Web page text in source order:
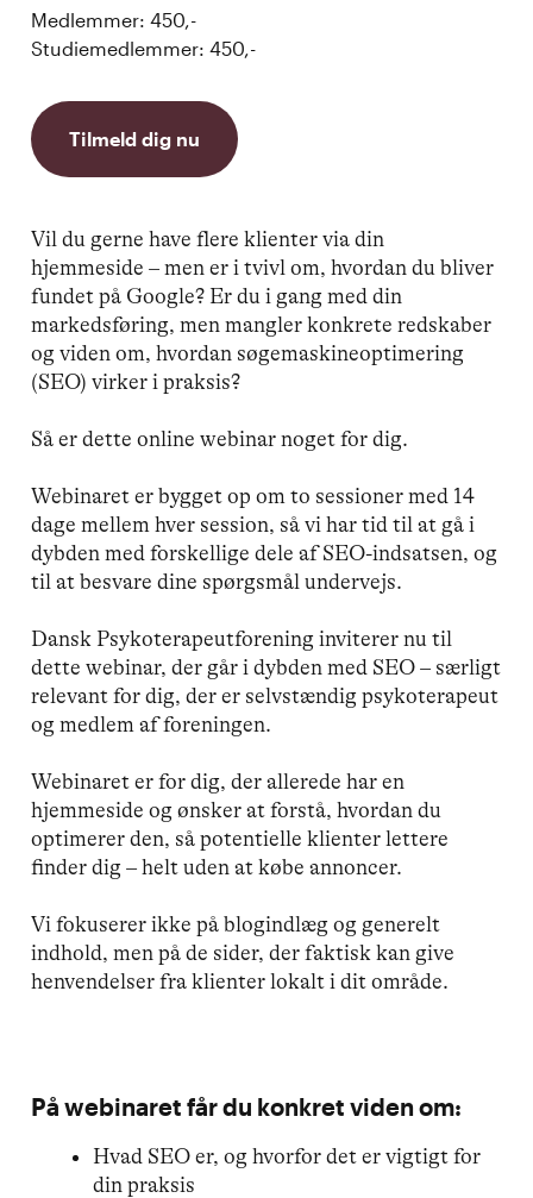
Medlemmer: 450,-
Studiemedlemmer: 450,-
Tilmeld dig nu
Vil du gerne have flere klienter via din
hjemmeside – men er i tvivl om, hvordan du bliver
fundet på Google? Er du i gang med din
markedsføring, men mangler konkrete redskaber
og viden om, hvordan søgemaskineoptimering
(SEO) virker i praksis?
Så er dette online webinar noget for dig.
Webinaret er bygget op om to sessioner med 14
dage mellem hver session, så vi har tid til at gå i
dybden med forskellige dele af SEO-indsatsen, og
til at besvare dine spørgsmål undervejs.
Dansk Psykoterapeutforening inviterer nu til
dette webinar, der går i dybden med SEO – særligt
relevant for dig, der er selvstændig psykoterapeut
og medlem af foreningen.
Webinaret er for dig, der allerede har en
hjemmeside og ønsker at forstå, hvordan du
optimerer den, så potentielle klienter lettere
finder dig – helt uden at købe annoncer.
Vi fokuserer ikke på blogindlæg og generelt
indhold, men på de sider, der faktisk kan give
henvendelser fra klienter lokalt i dit område.
På webinaret får du konkret viden om:
Hvad SEO er, og hvorfor det er vigtigt for
din praksis